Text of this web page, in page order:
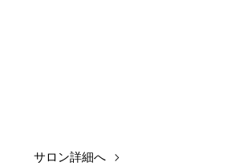
サロン詳細へ